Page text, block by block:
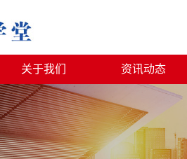
关于我们 资讯动态